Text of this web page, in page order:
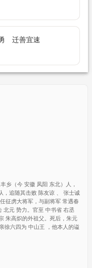
勇 迁善宜速
乡（今 安徽 凤阳 东北）人，
，追随其击败 陈友谅 、 张士诚
征虏大将军，与副将军 常遇春
北元 势力。官至 中书省 右丞
朱高炽的外祖父。死后，朱元
徐六四为 中山王 ，他本人的谥